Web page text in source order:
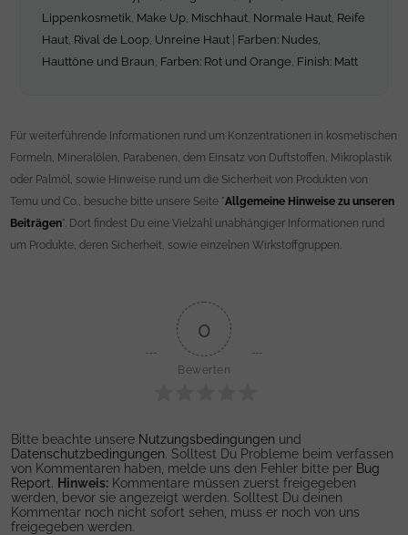
Lippenkosmetik Make Up Mischhaut Normale Haut Reife
Haut Rival de Loop Unreine Haut | Farben: Nudes,
Hauttöne und Braun Farben: Rot und Orange Finish: Matt
Für weiterführende Informationen rund um Konzentrationen in kosmetischen
Formeln, Mineralölen, Parabenen, dem Einsatz von Duftstoffen, Mikroplastik
oder Palmöl, sowie Hinweise rund um die Sicherheit von Produkten von
Temu und Co., besuche bitte unsere Seite "Allgemeine Hinweise zu unseren
Beiträgen". Dort findest Du eine Vielzahl unabhängiger Informationen rund
um Produkte, deren Sicherheit, sowie einzelnen Wirkstoffgruppen.
0
Bewerten
Bitte beachte unsere Nutzungsbedingungen und
Datenschutzbedingungen . Solltest Du Probleme beim verfassen
von Kommentaren haben, melde uns den Fehler bitte per Bug
Report
Hinweis: Kommentare müssen zuerst freigegeben
werden, bevor sie angezeigt werden. Solltest Du deinen
Kommentar noch nicht sofort sehen, muss er noch von uns
freigegeben werden.